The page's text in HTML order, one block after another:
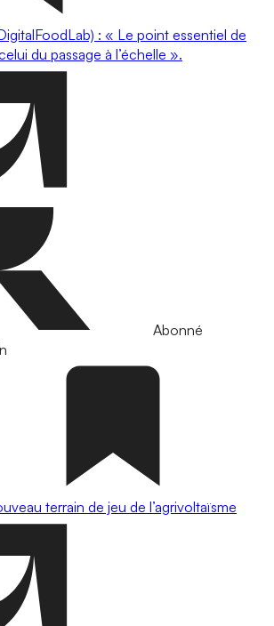
: « Le point essentiel de
du passage à l’échelle ».
Abonné
terrain de jeu de l’agrivoltaïsme